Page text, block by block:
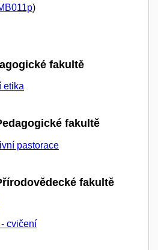
)
fakultě
etika
fakultě
pastorace
fakultě
cvičení